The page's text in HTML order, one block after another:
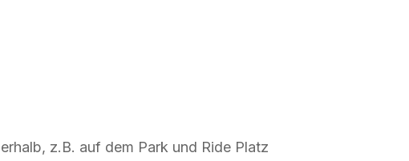
z.B. auf dem Park und Ride Platz